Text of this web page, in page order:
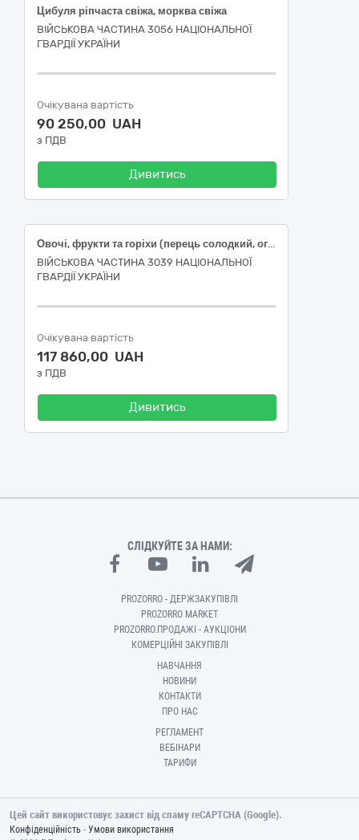
Цибуля ріпчаста свіжа, морква свіжа
ВІЙСЬКОВА ЧАСТИНА 3056 НАЦІОНАЛЬНОЇ
ГВАРДІЇ УКРАЇНИ
Очікувана вартість
90 250,00 UAH
з ПДВ
Дивитись
Овочі, фрукти та горіхи (перець солодкий, огірок свіжий , помідори свіжі, часник свіжий)
ВІЙСЬКОВА ЧАСТИНА 3039 НАЦІОНАЛЬНОЇ
ГВАРДІЇ УКРАЇНИ
Очікувана вартість
117 860,00 UAH
з ПДВ
Дивитись
СЛІДКУЙТЕ ЗА НАМИ:
PROZORRO - ДЕРЖЗАКУПІВЛІ
PROZORRO MARKET
PROZORRO.ПРОДАЖІ - АУКЦІОНИ
КОМЕРЦІЙНІ ЗАКУПІВЛІ
НАВЧАННЯ
НОВИНИ
КОНТАКТИ
ПРО НАС
РЕГЛАМЕНТ
ВЕБІНАРИ
ТАРИФИ
Цей сайт використовує захист від спаму reCAPTCHA (Google).
Конфіденційність - Умови використання